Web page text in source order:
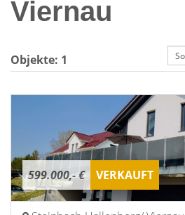
Viernau
Objekte: 1
599.000,- € VERKAUFT